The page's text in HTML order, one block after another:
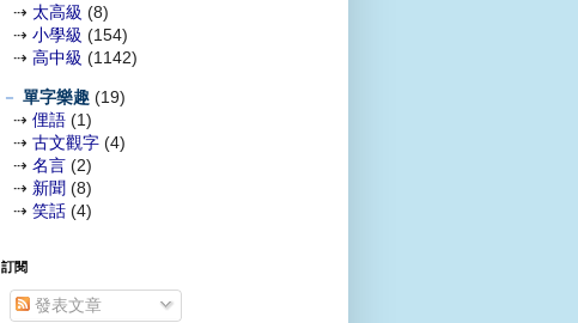
⇢ 太高級 (8)
⇢ 小學級 (154)
⇢ 高中級 (1142)
－ 單字樂趣 (19)
⇢ 俚語 (1)
⇢ 古文觀字 (4)
⇢ 名言 (2)
⇢ 新聞 (8)
⇢ 笑話 (4)
訂閱
發表文章